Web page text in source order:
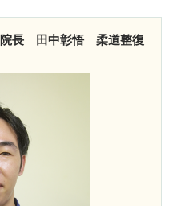
院長 田中彰悟 柔道整復